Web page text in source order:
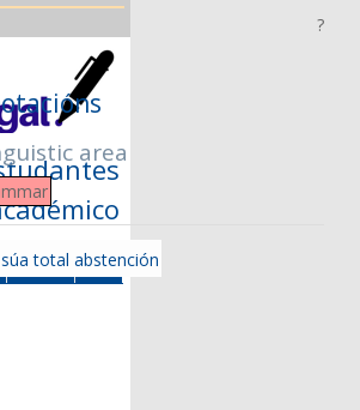
LOGIN
?
area
total abstención